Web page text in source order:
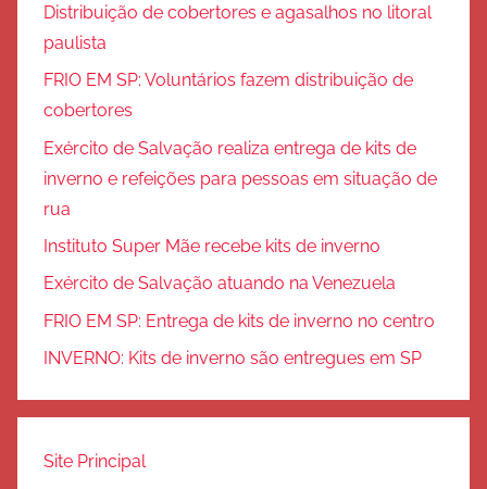
Distribuição de cobertores e agasalhos no litoral
paulista
FRIO EM SP: Voluntários fazem distribuição de
cobertores
Exército de Salvação realiza entrega de kits de
inverno e refeições para pessoas em situação de
rua
Instituto Super Mãe recebe kits de inverno
Exército de Salvação atuando na Venezuela
FRIO EM SP: Entrega de kits de inverno no centro
INVERNO: Kits de inverno são entregues em SP
Site Principal